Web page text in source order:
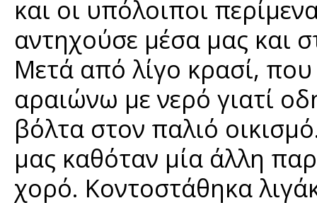
και οι υπόλοιποι
αντηχούσε μέσα μας και
Μετά από λίγο κρασί,
αραιώνω με νερό γιατί
βόλτα στον παλιό
μας καθόταν μία άλλη
χορό. Κοντοστάθηκα